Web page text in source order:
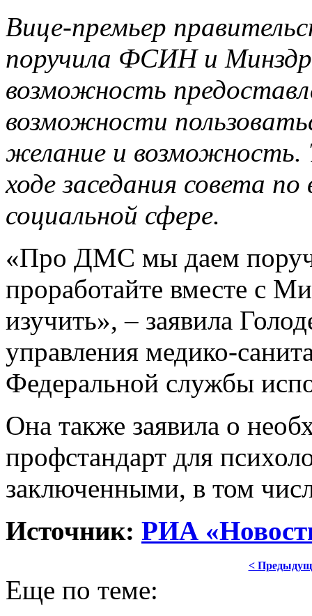
Вице-премьер
поручила ФСИН и
возможность
возможности
желание и возможность.
ходе заседания совета
социальной сфере.
«Про ДМС мы даем
проработайте вместе с
изучить», – заявила
управления медико-
Федеральной службы
Она также заявила о
профстандарт для
заключенными, в том
Источник: РИА
<
Еще по теме: